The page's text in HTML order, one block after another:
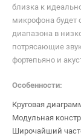
близка к
микрофона будет
диапазона в
потрясающие
фортепьяно и
Особенности:
Круговая
Модульная
Широчайший